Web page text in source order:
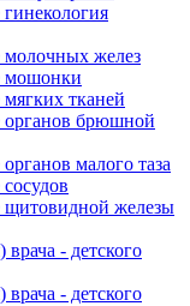
гинекология
молочных желез
мошонки
мягких тканей
органов брюшной
малого таза
щитовидной железы
- детского
- детского